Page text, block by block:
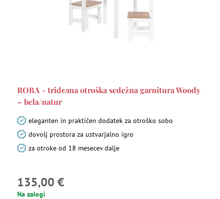
ROBA - tridелna otroška sedežna garnitura Woody
– bela/natur
eleganten in praktičen dodatek za otroško sobo
dovolj prostora za ustvarjalno igro
za otroke od 18 mesecev dalje
135,00 €
Na zalogi